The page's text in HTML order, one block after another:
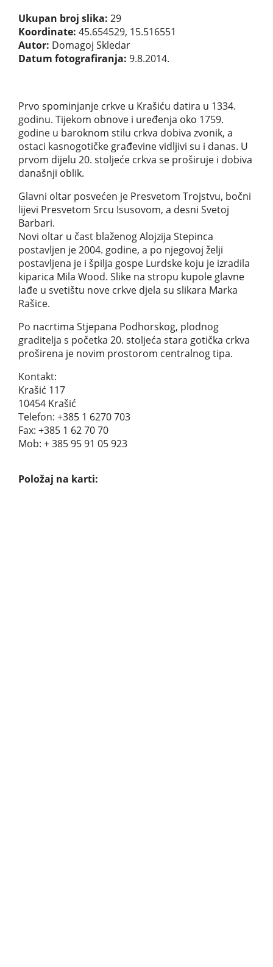
Ukupan broj slika: 29
Koordinate: 45.654529, 15.516551
Autor: Domagoj Skledar
Datum fotografiranja: 9.8.2014.
Prvo spominjanje crkve u Krašiću datira u 1334.
godinu. Tijekom obnove i uređenja oko 1759.
godine u baroknom stilu crkva dobiva zvonik, a
ostaci kasnogotičke građevine vidljivi su i danas. U
prvom dijelu 20. stoljeće crkva se proširuje i dobiva
današnji oblik.
Glavni oltar posvećen je Presvetom Trojstvu, bočni
lijevi Presvetom Srcu Isusovom, a desni Svetoj
Barbari.
Novi oltar u čast blaženog Alojzija Stepinca
postavljen je 2004. godine, a po njegovoj želji
postavljena je i špilja gospe Lurdske koju je izradila
kiparica Mila Wood. Slike na stropu kupole glavne
lađe u svetištu nove crkve djela su slikara Marka
Rašice.
Po nacrtima Stjepana Podhorskog, plodnog
graditelja s početka 20. stoljeća stara gotička crkva
proširena je novim prostorom centralnog tipa.
Kontakt:
Krašić 117
10454 Krašić
Telefon: +385 1 6270 703
Fax: +385 1 62 70 70
Mob: + 385 95 91 05 923
Položaj na karti: